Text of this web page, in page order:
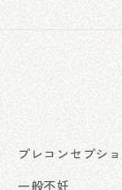
プレコンセプシ
一般不妊